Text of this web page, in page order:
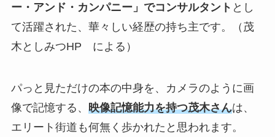
ー・アンド・カンパニー」でコンサルタント とし
て活躍された、華々しい経歴の持ち主です。（茂
木としみつHP による）
パっと見ただけの本の中身を、カメラのように画
像で記憶する、 映像記憶能力を持つ茂木さんは、
エリート街道も何無く歩かれたと思われます。